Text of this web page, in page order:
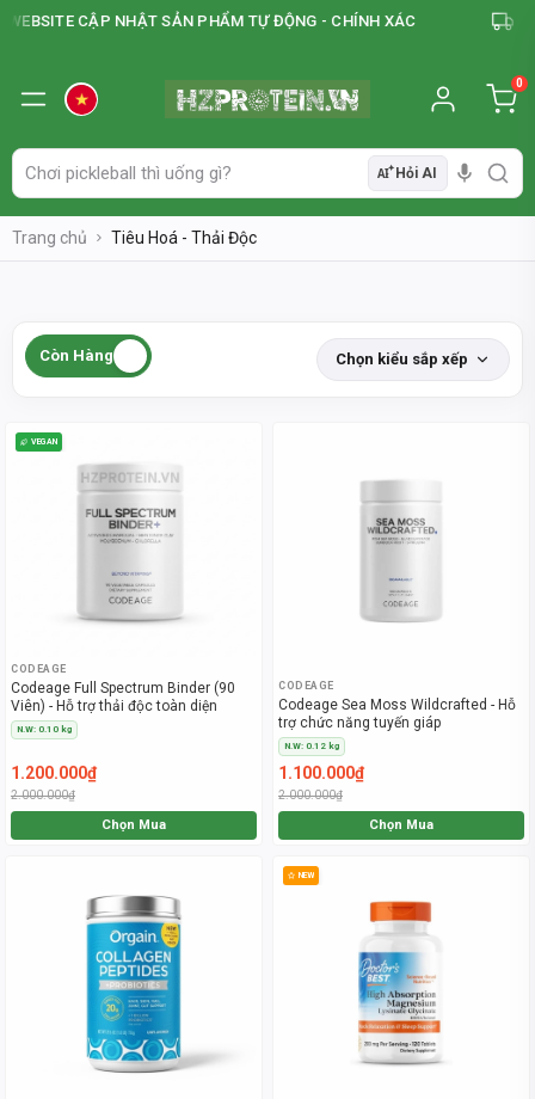
CẬP NHẬT SẢN PHẨM TỰ ĐỘNG - CHÍNH XÁC
AI Hỏi AI
0
Trang chủ Tiêu Hoá - Thải Độc
Còn Hàng Chọn kiểu sắp xếp
VEGAN
CODEAGE
Codeage Full Spectrum Binder (90
Viên) - Hỗ trợ thải độc toàn diện
N.W: 0.10 kg
1.200.000₫
2.000.000₫
Chọn Mua
CODEAGE
Codeage Sea Moss Wildcrafted - Hỗ
trợ chức năng tuyến giáp
N.W: 0.12 kg
1.100.000₫
2.000.000₫
Chọn Mua
NEW